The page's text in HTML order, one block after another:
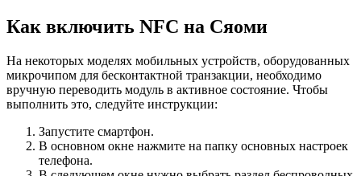
Как включить NFC на Сяоми
На некоторых моделях мобильных устройств, оборудованных
микрочипом для бесконтактной транзакции, необходимо
вручную переводить модуль в активное состояние. Чтобы
выполнить это, следуйте инструкции:
Запустите смартфон.
В основном окне нажмите на папку основных настроек
телефона.